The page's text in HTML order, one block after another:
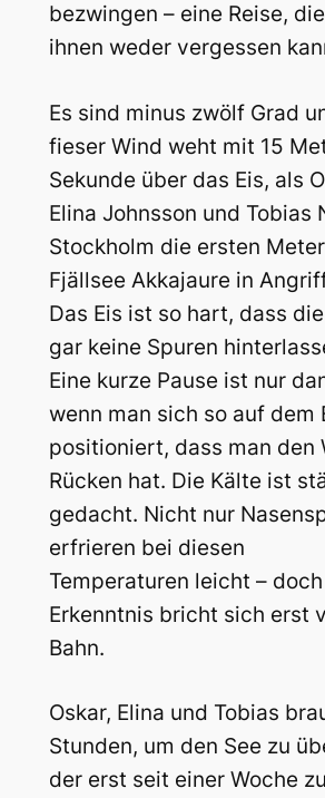
bezwingen – eine Reise,
ihnen weder vergessen
Es sind minus zwölf Grad
fieser Wind weht mit 15
Sekunde über das Eis, als
Elina Johnsson und Tobias
Stockholm die ersten
Fjällsee Akkajaure in
Das Eis ist so hart, dass
gar keine Spuren
Eine kurze Pause ist nur
wenn man sich so auf dem
positioniert, dass man den
Rücken hat. Die Kälte ist
gedacht. Nicht nur
erfrieren bei diesen
Temperaturen leicht –
Erkenntnis bricht sich erst
Bahn.
Oskar, Elina und Tobias
Stunden, um den See zu
der erst seit einer Woche